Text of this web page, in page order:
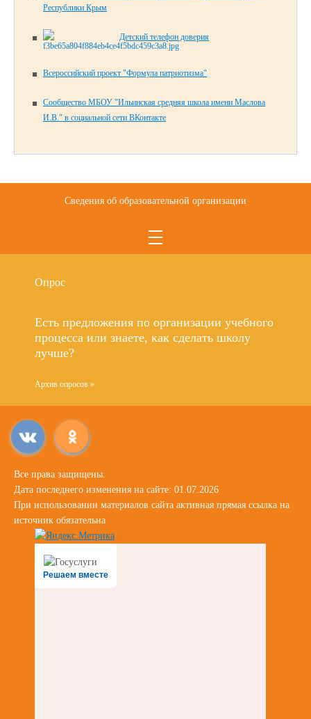
Республики Крым
Детский телефон доверия
Всероссийский проект "Формула патриотизма"
Сообщество МБОУ "Ильинская средняя школа имени Маслова
И.В." в социальной сети ВКонтакте
Сведения об образовательной организации
Опрос
Есть предложения по организации учебного
процесса или знаете, как сделать школу
лучше?
Архив опросов »
Все права защищены.
Дата последнего изменения на сайте: 01.07.2026
При использовании материалов сайта активная прямая ссылка на
источник обязательна
Решаем вместе